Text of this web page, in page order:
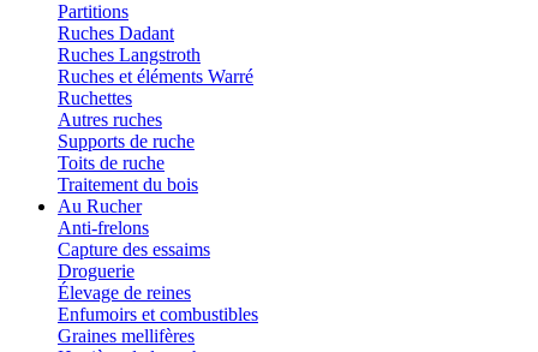
Partitions
Ruches Dadant
Ruches Langstroth
Ruches et éléments Warré
Ruchettes
Autres ruches
Supports de ruche
Toits de ruche
Traitement du bois
Au Rucher
Anti-frelons
Capture des essaims
Droguerie
Élevage de reines
Enfumoirs et combustibles
Graines mellifères